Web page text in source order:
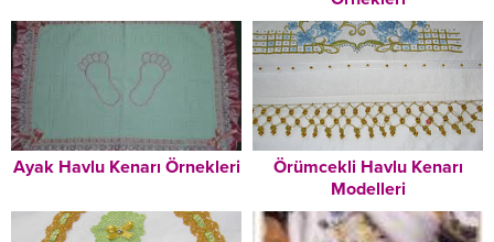
Ayak Havlu Kenarı Örnekleri
Örümcekli Havlu Kenarı
Modelleri